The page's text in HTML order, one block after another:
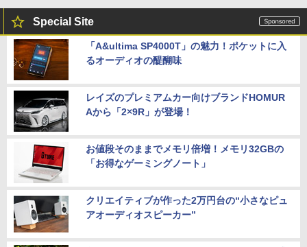
Special Site
「A&ultima SP4000T」の魅力！ポケットに入
るオーディオの醍醐味
レイズのプレミアムカー向けブランドHOMUR
Aから「2×9R」が登場！
お値段そのままでメモリ倍増！メモリ32GBの
「お得なゲーミングノート」
クリエイティブが作った2万円台の“小さなピュ
アオーディオスピーカー”